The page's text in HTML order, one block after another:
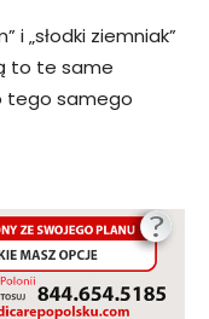
i „słodki ziemniak”
to te same
tego samego